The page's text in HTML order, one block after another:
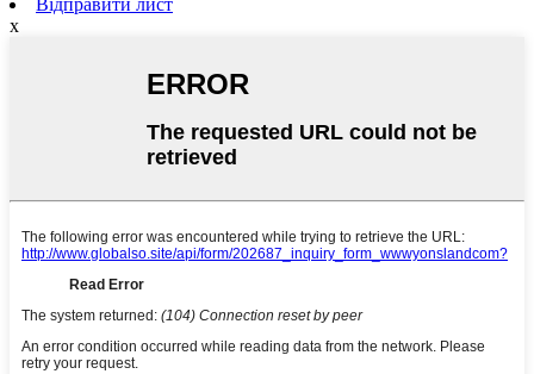
Відправити лист
x